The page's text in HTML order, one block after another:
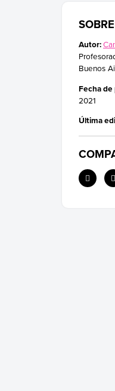
Autor:
Buenos
Fecha
2021
Última